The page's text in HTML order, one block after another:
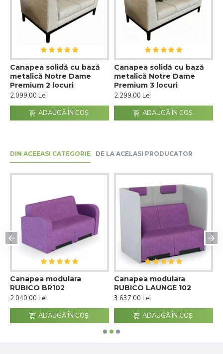
Canapea solidă cu bază
metalică Notre Dame
Premium 2 locuri
2.099,00 Lei
ADAUGĂ ÎN COŞ
Canapea solidă cu bază
metalică Notre Dame
Premium 3 locuri
2.299,00 Lei
ADAUGĂ ÎN COŞ
DIN ACEEASI CATEGORIE DE LA ACELASI PRODUCATOR
Canapea modulara
RUBICO BR102
2.040,00 Lei
ADAUGĂ ÎN COŞ
Canapea modulara
RUBICO LAUNGE 102
3.637,00 Lei
ADAUGĂ ÎN COŞ